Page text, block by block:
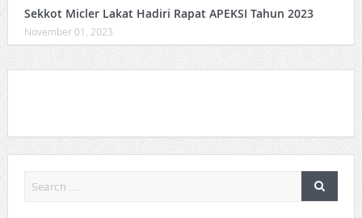
Sekkot Micler Lakat Hadiri Rapat APEKSI Tahun 2023
November 01, 2023